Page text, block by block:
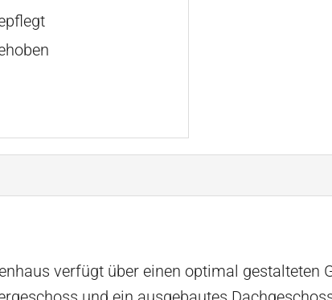
verfügt über einen optimal